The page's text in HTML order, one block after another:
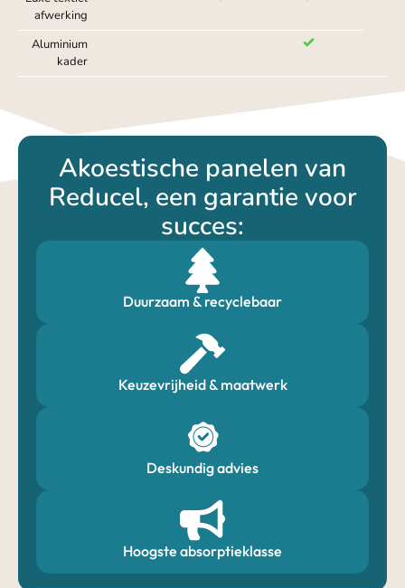
afwerking
Aluminium
kader
Akoestische panelen van
Reducel, een garantie voor
succes:
Duurzaam & recyclebaar
Keuzevrijheid & maatwerk​
Deskundig advies
Hoogste absorptieklasse